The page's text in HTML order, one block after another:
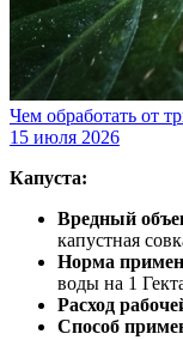
Чем обработать от
15 июля 2026
Капуста:
Вредный
капустная
Норма
воды на 1
Расход
Способ